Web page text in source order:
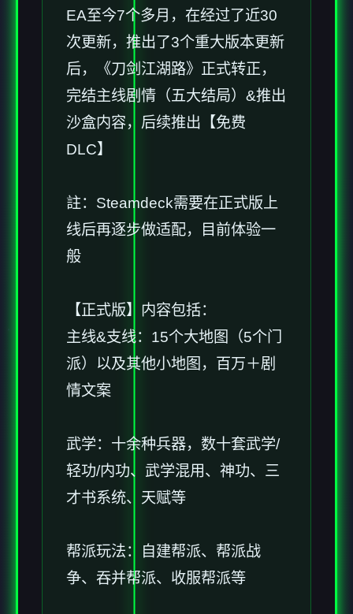
EA至今7个多月，在经过了近30
次更新，推出了3个重大版本更新
后，《刀剑江湖路》正式转正，
完结主线剧情（五大结局）&推出
沙盒内容，后续推出【免费
DLC】
註：Steamdeck需要在正式版上
线后再逐步做适配，目前体验一
般
【正式版】内容包括：
主线&支线：15个大地图（5个门
派）以及其他小地图，百万＋剧
情文案
武学：十余种兵器，数十套武学/
轻功/内功、武学混用、神功、三
才书系统、天赋等
帮派玩法：自建帮派、帮派战
争、吞并帮派、收服帮派等